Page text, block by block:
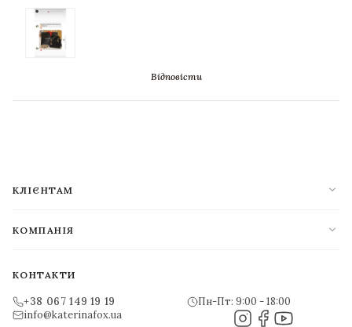
Відповісти
КЛІЄНТАМ expand_more
КОМПАНІЯ expand_more
КОНТАКТИ
+38 067 149 19 19
info@katerinafox.ua
Пн-Пт: 9:00 - 18:00